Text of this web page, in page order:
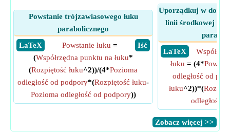
Powstanie trójzawiasowego łuku
parabolicznego
​ LaTeX
​ Iść
Powstanie łuku =
(Współrzędna punktu na łuku*
(Rozpiętość łuku^2))/(4*Pozioma
odległość od podpory*(Rozpiętość łuku-
Pozioma odległość od podpory))
Uporządkuj w
linii środkowej
​ LaTeX
łuku = (4*
odległość od
łuku^2))*(
odległość
​Zobacz więcej >>